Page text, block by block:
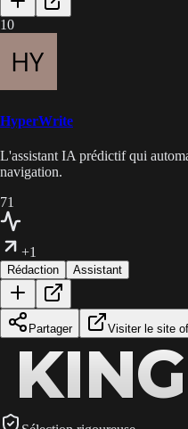
10
HyperWrite
L'assistant IA prédictif qui
navigation.
71
+1
Rédaction Assistant
Partager Visiter le site